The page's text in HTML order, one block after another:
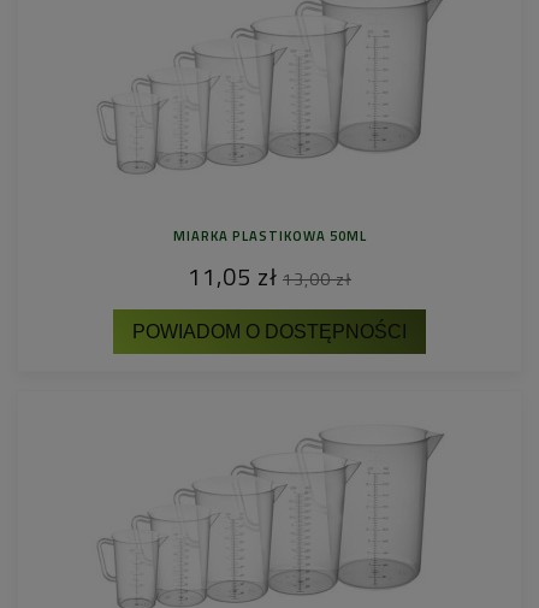
MIARKA PLASTIKOWA 50ML
11,05 zł 13,00 zł
POWIADOM O DOSTĘPNOŚCI